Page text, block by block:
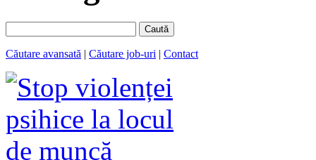
Caută
Căutare avansată | Căutare job-uri | Contact